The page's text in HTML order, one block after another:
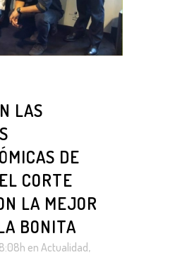
LAS
DE
CORTE
LA MEJOR
BONITA
en Actualidad,